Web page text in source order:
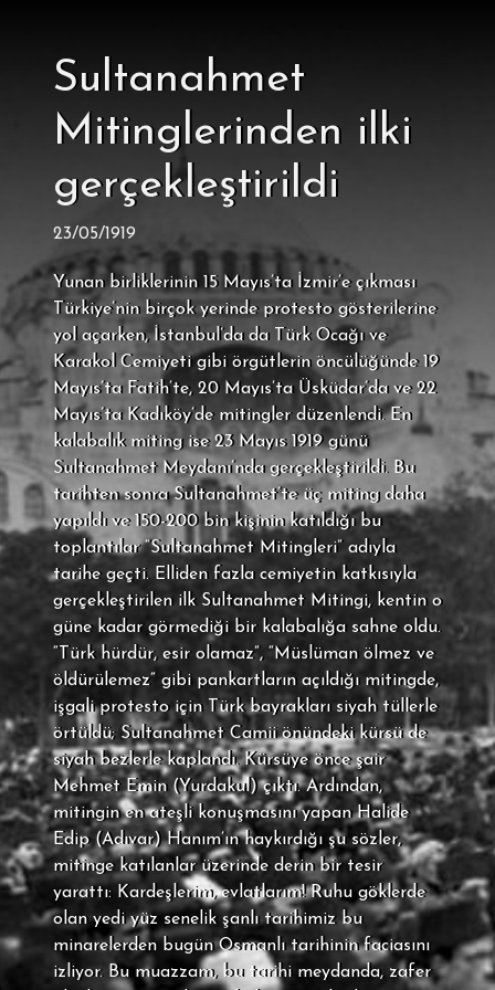
Sultanahmet
Mitinglerinden ilki
gerçekleştirildi
23/05/1919
Yunan birliklerinin 15 Mayıs’ta İzmir’e çıkması
Türkiye’nin birçok yerinde protesto gösterilerine
yol açarken, İstanbul’da da Türk Ocağı ve
Karakol Cemiyeti gibi örgütlerin öncülüğünde 19
Mayıs’ta Fatih’te, 20 Mayıs’ta Üsküdar’da ve 22
Mayıs’ta Kadıköy’de mitingler düzenlendi. En
kalabalık miting ise 23 Mayıs 1919 günü
Sultanahmet Meydanı’nda gerçekleştirildi. Bu
tarihten sonra Sultanahmet’te üç miting daha
yapıldı ve 150-200 bin kişinin katıldığı bu
toplantılar “Sultanahmet Mitingleri” adıyla
tarihe geçti. Elliden fazla cemiyetin katkısıyla
gerçekleştirilen ilk Sultanahmet Mitingi, kentin o
güne kadar görmediği bir kalabalığa sahne oldu.
“Türk hürdür, esir olamaz”, “Müslüman ölmez ve
öldürülemez” gibi pankartların açıldığı mitingde,
işgali protesto için Türk bayrakları siyah tüllerle
örtüldü; Sultanahmet Camii önündeki kürsü de
siyah bezlerle kaplandı. Kürsüye önce şair
Mehmet Emin (Yurdakul) çıktı. Ardından,
mitingin en ateşli konuşmasını yapan Halide
Edip (Adıvar) Hanım’ın haykırdığı şu sözler,
mitinge katılanlar üzerinde derin bir tesir
yarattı: Kardeşlerim, evlatlarım! Ruhu göklerde
olan yedi yüz senelik şanlı tarihimiz bu
minarelerden bugün Osmanlı tarihinin faciasını
izliyor. Bu muazzam, bu tarihi meydanda, zafer